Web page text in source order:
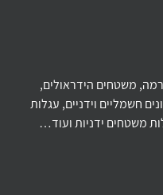
משטחים הידראולים,
חשמליים וידניים, עגלות
משטחים ידניות ועוד…